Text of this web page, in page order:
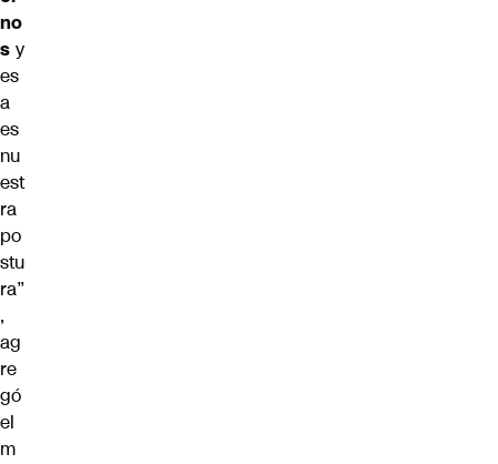
no
s y
es
a
es
nu
est
ra
po
stu
ra”
,
ag
re
gó
el
m